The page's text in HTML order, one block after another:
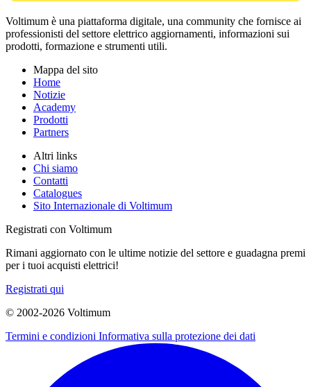
Voltimum è una piattaforma digitale, una community che fornisce ai
professionisti del settore elettrico aggiornamenti, informazioni sui
prodotti, formazione e strumenti utili.
Mappa del sito
Home
Notizie
Academy
Prodotti
Partners
Altri links
Chi siamo
Contatti
Catalogues
Sito Internazionale di Voltimum
Registrati con Voltimum
Rimani aggiornato con le ultime notizie del settore e guadagna premi
per i tuoi acquisti elettrici!
Registrati qui
© 2002-2026 Voltimum
Termini e condizioni Informativa sulla protezione dei dati